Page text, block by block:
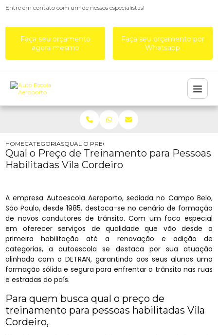
Entre em contato com um de nossos especialistas!
Faça seu orçamento
agora mesmo
Faça seu orçamento por
Whatsapp
HOMECATEGORIASQUAL O PREÇO DE TREINAMENTO PARA
Qual o Preço de Treinamento para Pessoas
Habilitadas Vila Cordeiro
A empresa Autoescola Aeroporto, sediada no Campo Belo,
São Paulo, desde 1985, destaca-se no cenário de formação
de novos condutores de trânsito. Com um foco especial
em oferecer serviços de qualidade que vão desde a
primeira habilitação até a renovação e adição de
categorias, a autoescola se destaca por sua atuação
alinhada com o DETRAN, garantindo aos seus alunos uma
formação sólida e segura para enfrentar o trânsito nas ruas
e estradas do país.
Para quem busca qual o preço de
treinamento para pessoas habilitadas Vila
Cordeiro,